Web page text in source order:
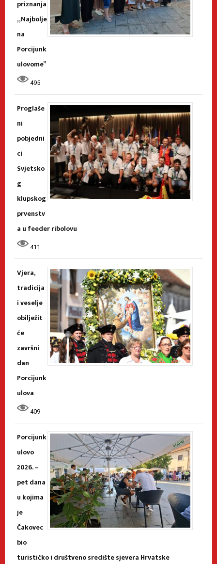
priznanja
„Najbolje
na
Porcijunk
ulovome”
495
Proglaše
ni
pobjedni
ci
Svjetsko
g
klupskog
prvenstv
a u feeder ribolovu
411
Vjera,
tradicija
i veselje
obilježit
će
završni
dan
Porcijunk
ulova
409
Porcijunk
ulovo
2026. –
pet dana
u kojima
je
Čakovec
bio
turističko i društveno središte sjevera Hrvatske